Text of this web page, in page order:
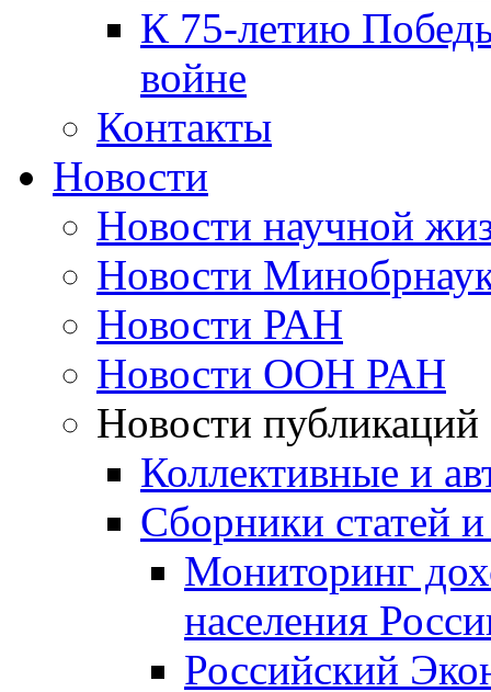
К 75-летию
войне
Контакты
Новости
Новости научной
Новости
Новости РАН
Новости ООН РАН
Новости публикаций
Коллективные и
Сборники статей
Мониторинг
населения
Российский